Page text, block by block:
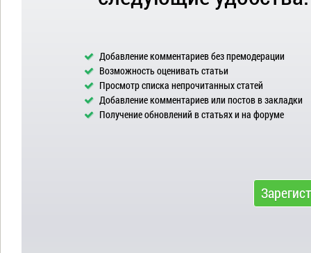
Добавление комментариев без премодерации
Возможность оценивать статьи
Просмотр списка непрочитанных статей
Добавление комментариев или постов в закладки
Получение обновлений в статьях и на форуме